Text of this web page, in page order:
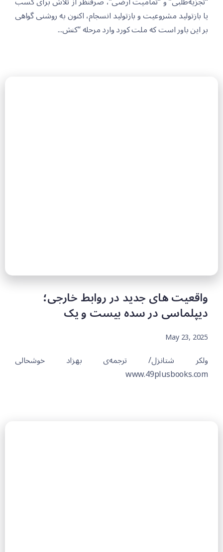
یا بازتولید مشروعیت و بازتولید انسجام، اکنون بە روشنی گواهی
بر این باور است کە ملت کورد وارد مرحلە “کنش...
واقعیت های جدید در روابط خارجی؛
دیپلماسی در سدە بیست و یک
May 23, 2025
ولکر شتانزل/ ترجمەی بهزاد خوشحالی
www.49plusbooks.com